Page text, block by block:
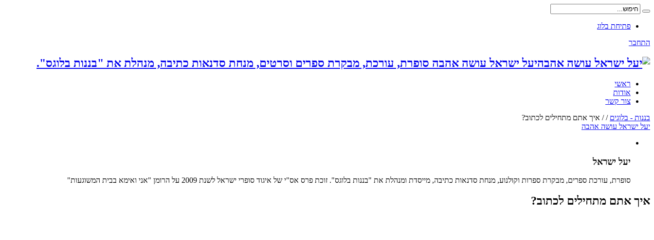
פתיחת בלוג
התחבר
יעל ישראל עושה אהבה סופרת, עורכת, מבקרת ספרים וסרטים, מנחת סדנאות כתיבה, מנהלת את "בננות בלוגס".
ראשי
אודות
צור קשר
בננות - בלוגים /
/ איך אתם מתחילים לכתוב?
יעל ישראל עושה אהבה
יעל ישראל
סופרת, עורכת ספרים, מבקרת ספרות וקולנוע, מנחת סדנאות כתיבה, מייסדת ומנהלת את "בננות בלוגס". זוכת פרס אס"י של איגוד סופרי ישראל לשנת 2009 על הרומן "אני ואימא בבית המשוגעות"
איך אתם מתחילים לכתוב?